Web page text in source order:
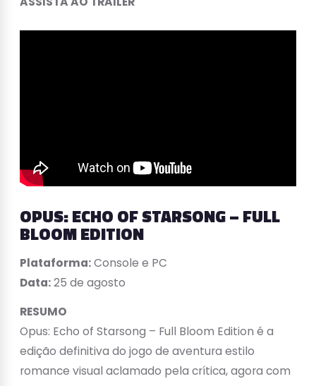
OPUS: ECHO OF STARSONG – FULL
BLOOM EDITION
Plataforma:Console e PC
Data:25 de agosto
RESUMO
Opus: Echo of Starsong – Full Bloom Edition é a
edição definitiva do jogo de aventura estilo
romance visual aclamado pela crítica, agora com